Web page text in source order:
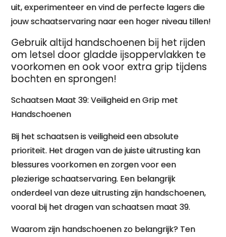
uit, experimenteer en vind de perfecte lagers die
jouw schaatservaring naar een hoger niveau tillen!
Gebruik altijd handschoenen bij het rijden
om letsel door gladde ijsoppervlakken te
voorkomen en ook voor extra grip tijdens
bochten en sprongen!
Schaatsen Maat 39: Veiligheid en Grip met
Handschoenen
Bij het schaatsen is veiligheid een absolute
prioriteit. Het dragen van de juiste uitrusting kan
blessures voorkomen en zorgen voor een
plezierige schaatservaring. Een belangrijk
onderdeel van deze uitrusting zijn handschoenen,
vooral bij het dragen van schaatsen maat 39.
Waarom zijn handschoenen zo belangrijk? Ten